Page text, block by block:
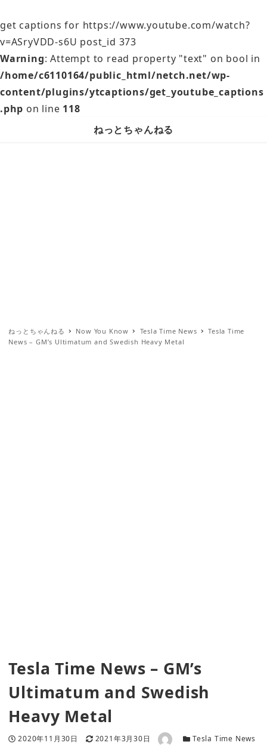
get captions for https://www.youtube.com/watch?
v=ASryVDD-s6U post_id 373
Warning: Attempt to read property "text" on bool in
/home/c6110164/public_html/netch.net/wp-
content/plugins/ytcaptions/get_youtube_captions
.php on line 118
ねっとちゃんねる
ねっとちゃんねる Now You Know Tesla Time News
Tesla Time
News – GM’s Ultimatum and Swedish Heavy Metal
Tesla Time News – GM’s
Ultimatum and Swedish
Heavy Metal
投稿日
2020年11月30日 更新日
2021年3月30日 著者 カテゴリー
Tesla Time News